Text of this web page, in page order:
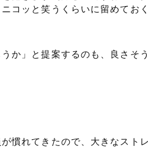
コッと笑うくらいに留めてお
か」と提案するのも、良さそ
慣れてきたので、大きなスト